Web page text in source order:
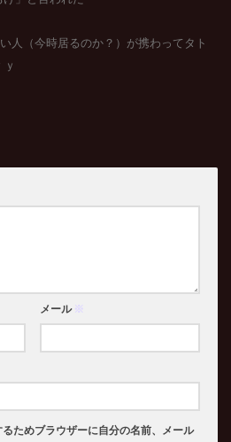
人（今時居るのか？）が携わってタト
メール ※
ためブラウザーに自分の名前、メール